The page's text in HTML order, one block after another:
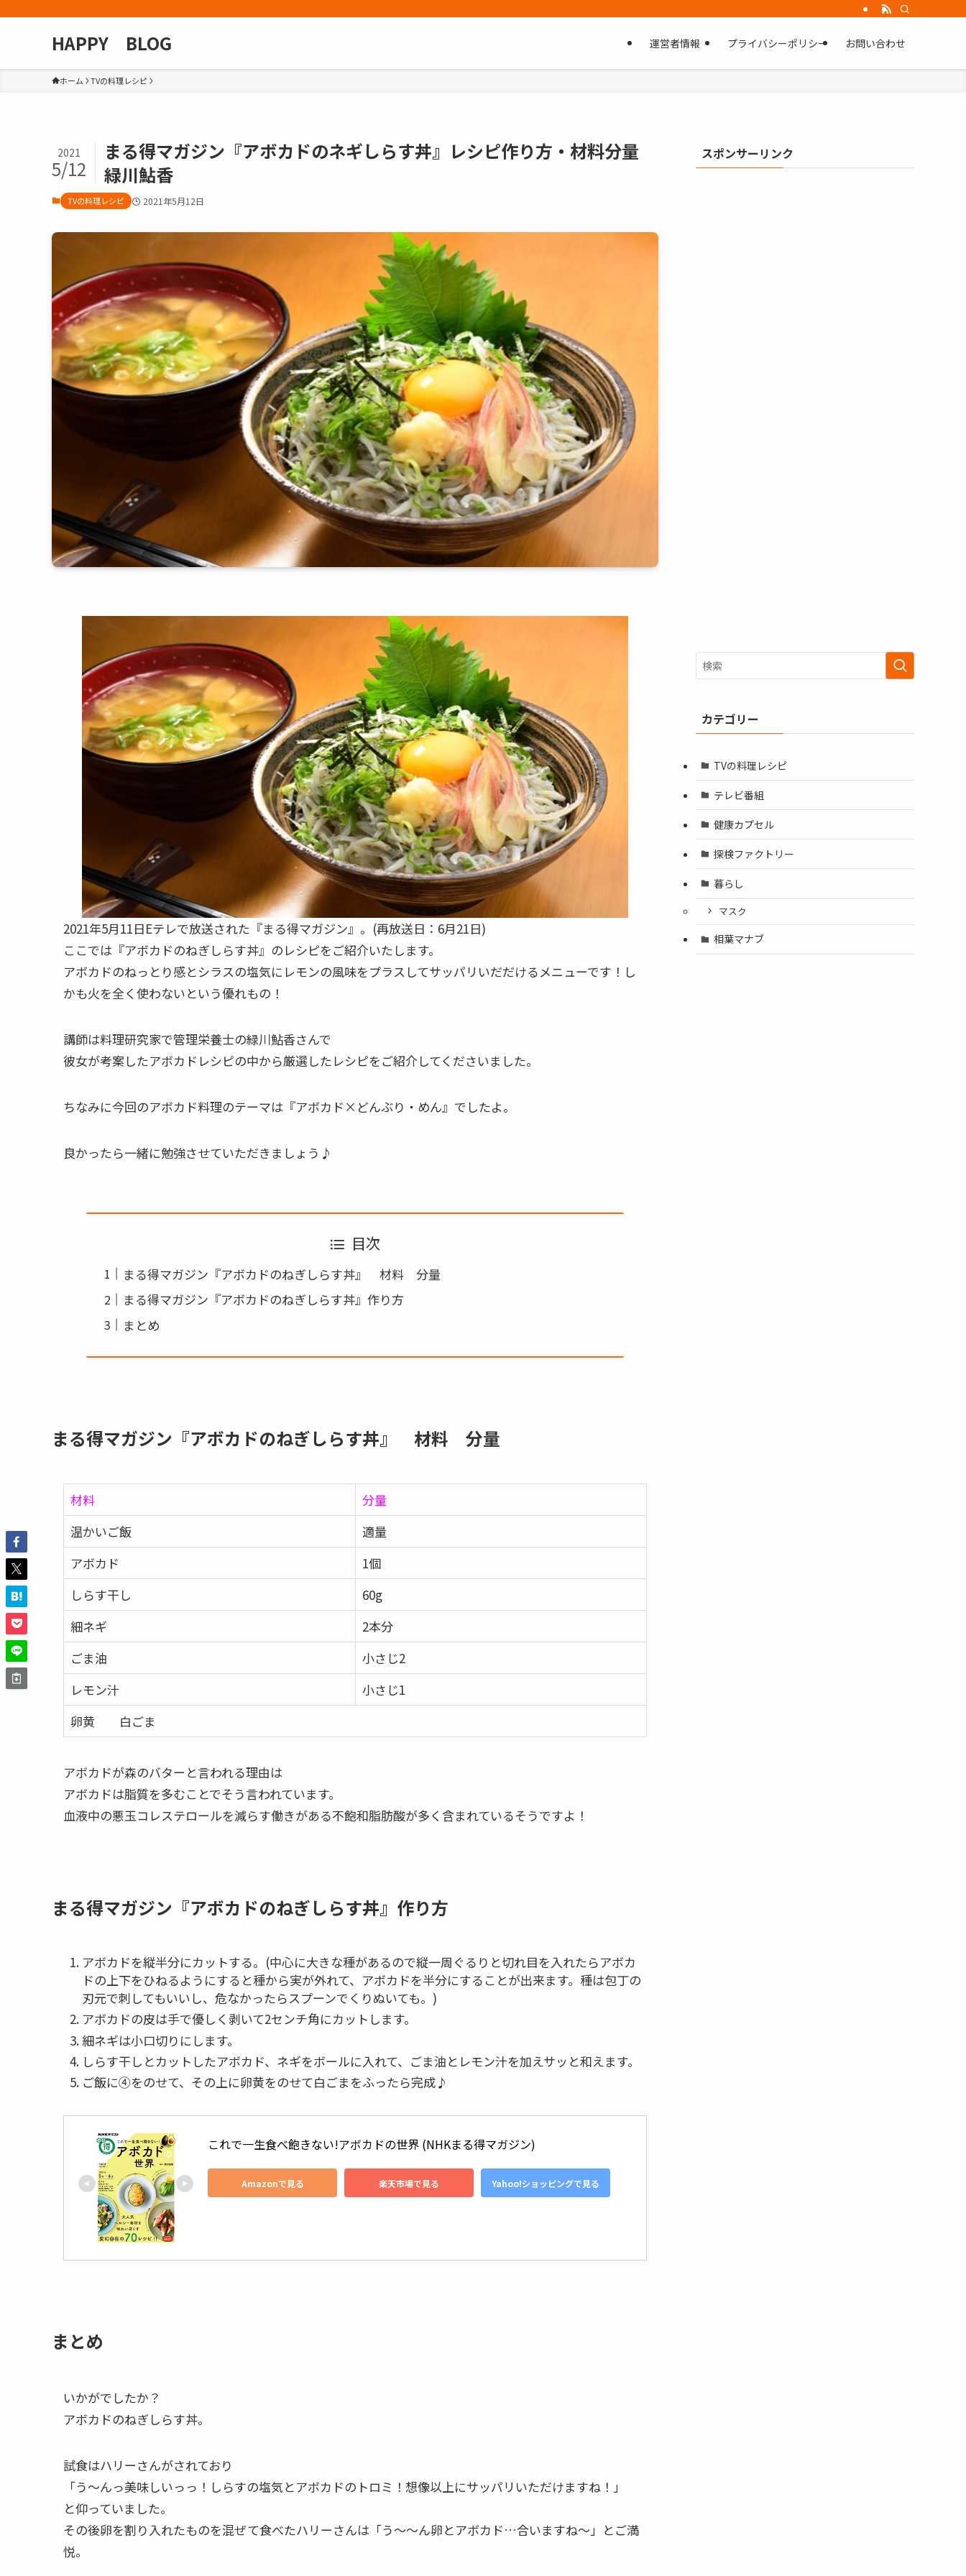
HAPPY BLOG 運営者情報 プライバシーポリシー お問い合わせ
ホーム TVの料理レシピ
まる得マガジン『アボカドのネギしらす丼』レシピ作り方・材料分量
緑川鮎香
2021
5/12
TVの料理レシピ 2021年5月12日
2021年5月11日Eテレで放送された『まる得マガジン』。(再放送日：6月21日)
ここでは『アボカドのねぎしらす丼』のレシピをご紹介いたします。
アボカドのねっとり感とシラスの塩気にレモンの風味をプラスしてサッパリいだだけるメニューです！し
かも火を全く使わないという優れもの！
講師は料理研究家で管理栄養士の緑川鮎香さんで
彼女が考案したアボカドレシピの中から厳選したレシピをご紹介してくださいました。
ちなみに今回のアボカド料理のテーマは『アボカド×どんぶり・めん』でしたよ。
良かったら一緒に勉強させていただきましょう♪
目次
まる得マガジン『アボカドのねぎしらす丼』 材料 分量
まる得マガジン『アボカドのねぎしらす丼』作り方
まとめ
まる得マガジン『アボカドのねぎしらす丼』 材料 分量
材料
分量
温かいご飯
適量
アボカド
1個
しらす干し
60g
細ネギ
2本分
ごま油
小さじ2
レモン汁
小さじ1
卵黄 白ごま
アボカドが森のバターと言われる理由は
アボカドは脂質を多むことでそう言われています。
血液中の悪玉コレステロールを減らす働きがある不飽和脂肪酸が多く含まれているそうですよ！
まる得マガジン『アボカドのねぎしらす丼』作り方
アボカドを縦半分にカットする。(中心に大きな種があるので縦一周ぐるりと切れ目を入れたらアボカ
ドの上下をひねるようにすると種から実が外れて、アボカドを半分にすることが出来ます。種は包丁の
刃元で刺してもいいし、危なかったらスプーンでくりぬいても。)
アボカドの皮は手で優しく剥いて2センチ角にカットします。
細ネギは小口切りにします。
しらす干しとカットしたアボカド、ネギをボールに入れて、ごま油とレモン汁を加えサッと和えます。
ご飯に④をのせて、その上に卵黄をのせて白ごまをふったら完成♪
これで一生食べ飽きない!アボカドの世界 (NHKまる得マガジン)
Amazonで見る 楽天市場で見る Yahoo!ショッピングで見る
まとめ
いかがでしたか？
アボカドのねぎしらす丼。
試食はハリーさんがされており
「う～んっ美味しいっっ！しらすの塩気とアボカドのトロミ！想像以上にサッパリいただけますね！」
と仰っていました。
その後卵を割り入れたものを混ぜて食べたハリーさんは「う～～ん卵とアボカド…合いますね～」とご満
悦。
スポンサーリンク
カテゴリー
TVの料理レシピ
テレビ番組
健康カプセル
探検ファクトリー
暮らし
マスク
相葉マナブ